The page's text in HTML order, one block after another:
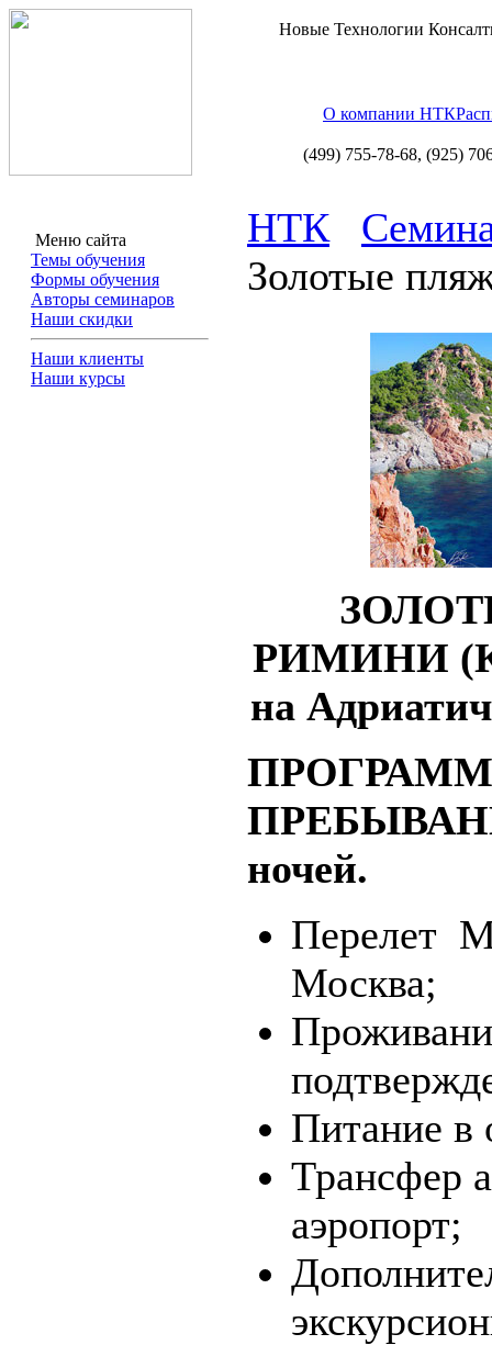
Новые Технологии
О компании НТК
(499) 755-78-68, (925)
Меню сайта
Темы обучения
Формы обучения
Авторы семинаров
Наши скидки
Наши клиенты
Наши курсы
НТК
Золотые
РИМИНИ
на
ночей.
Перелет
Москва;
Питание в
Трансфер
аэропорт;